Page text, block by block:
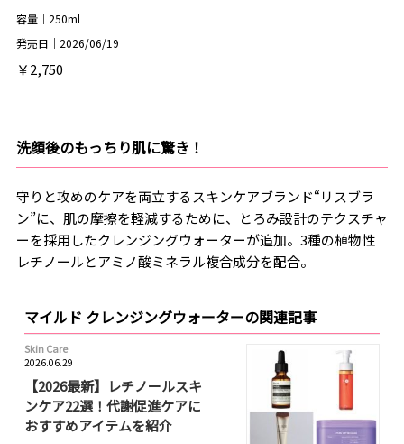
容量｜250ml
発売日｜2026/06/19
￥2,750
洗顔後のもっちり肌に驚き！
守りと攻めのケアを両立するスキンケアブランド“リスブラ
ン”に、肌の摩擦を軽減するために、とろみ設計のテクスチャ
ーを採用したクレンジングウォーターが追加。3種の植物性
レチノールとアミノ酸ミネラル複合成分を配合。
マイルド クレンジングウォーターの関連記事
Skin Care
2026.06.29
【2026最新】レチノールスキ
ンケア22選！代謝促進ケアに
おすすめアイテムを紹介